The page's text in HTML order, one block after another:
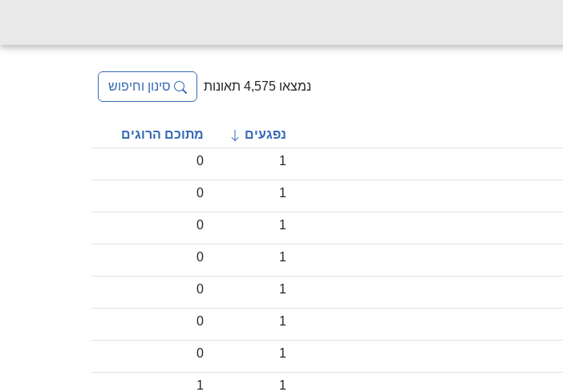
נמצאו 4,575 תאונות סינון וחיפוש
נפגעים
מתוכם הרוגים
1
0
1
0
1
0
1
0
1
0
1
0
1
0
1
1